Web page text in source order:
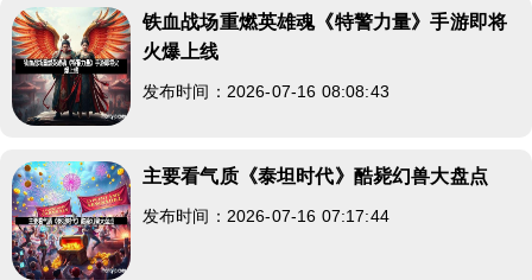
铁血战场重燃英雄魂《特警力量》手游即将
火爆上线
发布时间：2026-07-16 08:08:43
主要看气质《泰坦时代》酷毙幻兽大盘点
发布时间：2026-07-16 07:17:44